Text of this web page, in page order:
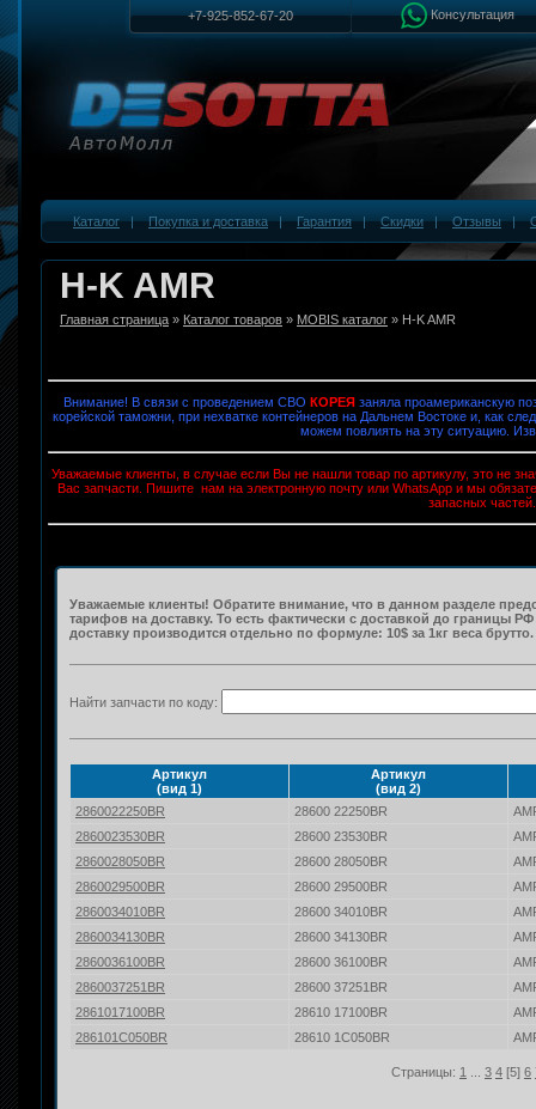
+7-925-852-67-20 Консультация
Каталог|Покупка и доставка|Гарантия|Скидки|Отзывы|
H-K AMR
Главная страница » Каталог товаров » MOBIS каталог » H-K AMR
Внимание! В связи с проведением СВО КОРЕЯзаняла проамериканскую
корейской таможни, при нехватке контейнеров на Дальнем Востоке и, как
можем повлиять на эту ситуацию.
Уважаемые клиенты, в случае если Вы не нашли товар по артикулу, это не
Вас запчасти. Пишите нам на электронную почту или WhatsApp и мы
запасных частей.
Уважаемые клиенты! Обратите внимание, что в данном разделе
тарифов на доставку. То есть фактически с доставкой до границы
доставку производится отдельно по формуле: 10$ за 1кг веса брутто.
Найти запчасти по коду:
Артикул
(вид 1)
Артикул
(вид 2)
2860022250BR
28600 22250BR
2860023530BR
28600 23530BR
2860028050BR
28600 28050BR
2860029500BR
28600 29500BR
2860034010BR
28600 34010BR
2860034130BR
28600 34130BR
2860036100BR
28600 36100BR
2860037251BR
28600 37251BR
2861017100BR
28610 17100BR
286101C050BR
28610 1C050BR
Страницы: 1 3 4 [5] 6